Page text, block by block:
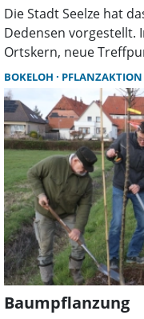
Die Stadt Seelze hat
Dedensen vorgestellt.
Ortskern, neue
Infrastruktur und
bereits in den
BOKELOH PFLANZAKTION
Baumpflanzung